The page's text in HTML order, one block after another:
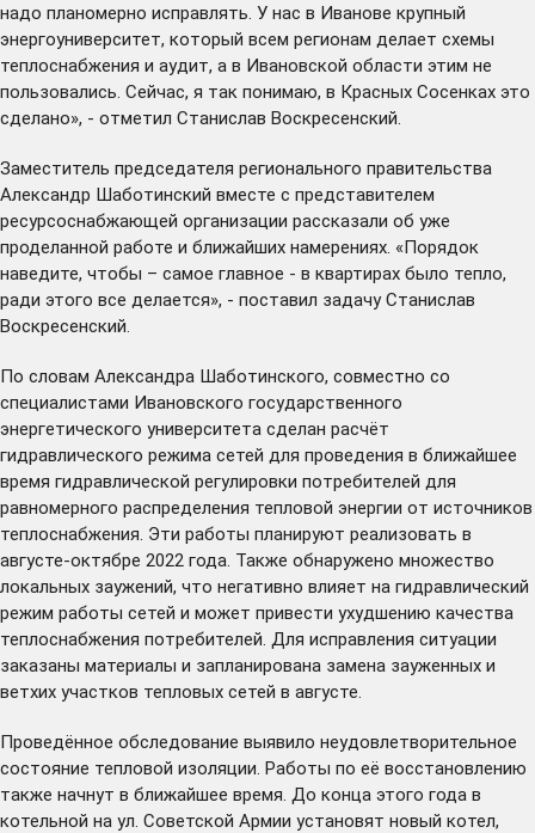
надо планомерно исправлять. У нас в Иванове крупный
энергоуниверситет, который всем регионам делает схемы
теплоснабжения и аудит, а в Ивановской области этим не
пользовались. Сейчас, я так понимаю, в Красных Сосенках это
сделано», - отметил Станислав Воскресенский.
Заместитель председателя регионального правительства
Александр Шаботинский вместе с представителем
ресурсоснабжающей организации рассказали об уже
проделанной работе и ближайших намерениях. «Порядок
наведите, чтобы – самое главное - в квартирах было тепло,
ради этого все делается», - поставил задачу Станислав
Воскресенский.
По словам Александра Шаботинского, совместно со
специалистами Ивановского государственного
энергетического университета сделан расчёт
гидравлического режима сетей для проведения в ближайшее
время гидравлической регулировки потребителей для
равномерного распределения тепловой энергии от источников
теплоснабжения. Эти работы планируют реализовать в
августе-октябре 2022 года. Также обнаружено множество
локальных заужений, что негативно влияет на гидравлический
режим работы сетей и может привести ухудшению качества
теплоснабжения потребителей. Для исправления ситуации
заказаны материалы и запланирована замена зауженных и
ветхих участков тепловых сетей в августе.
Проведённое обследование выявило неудовлетворительное
состояние тепловой изоляции. Работы по её восстановлению
также начнут в ближайшее время. До конца этого года в
котельной на ул. Советской Армии установят новый котел,